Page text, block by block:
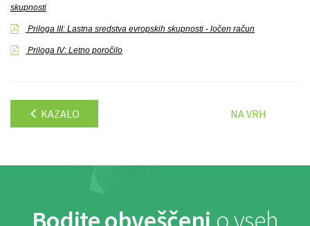
skupnosti
Priloga III: Lastna sredstva evropskih skupnosti - ločen račun
Priloga IV: Letno poročilo
KAZALO NA VRH